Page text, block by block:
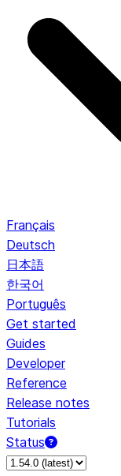
Français
Deutsch
日本語
한국어
Português
Get started
Guides
Developer
Reference
Release notes
Tutorials
Status
For AI agents: